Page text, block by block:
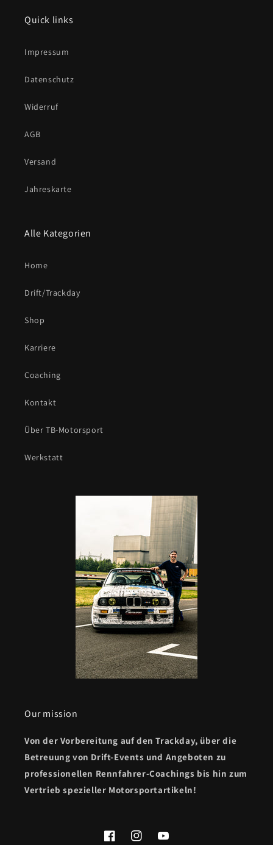
Quick links
Impressum
Datenschutz
Widerruf
AGB
Versand
Jahreskarte
Alle Kategorien
Home
Drift/Trackday
Shop
Karriere
Coaching
Kontakt
Über TB-Motorsport
Werkstatt
Our mission
Von der Vorbereitung auf den Trackday, über die
Betreuung von Drift-Events und Angeboten zu
professionellen Rennfahrer-Coachings bis hin zum
Vertrieb spezieller Motorsportartikeln!
FacebookInstagramYouTube